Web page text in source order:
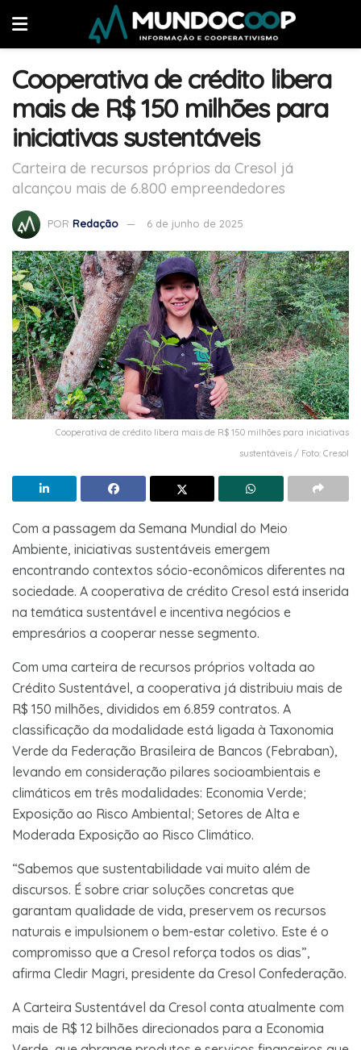
Cooperativa de crédito libera
mais de R$ 150 milhões para
iniciativas sustentáveis
Carteira de recursos próprios da Cresol já
alcançou mais de 6.800 empreendedores
POR Redação 6 de junho de 2025
Cooperativa de crédito libera mais de R$ 150 milhões para iniciativas
sustentáveis / Foto: Cresol
Com a passagem da Semana Mundial do Meio
Ambiente, iniciativas sustentáveis emergem
encontrando contextos sócio-econômicos diferentes na
sociedade. A cooperativa de crédito Cresol está inserida
na temática sustentável e incentiva negócios e
empresários a cooperar nesse segmento.
Com uma carteira de recursos próprios voltada ao
Crédito Sustentável, a cooperativa já distribuiu mais de
R$ 150 milhões, divididos em 6.859 contratos. A
classificação da modalidade está ligada à Taxonomia
Verde da Federação Brasileira de Bancos (Febraban),
levando em consideração pilares socioambientais e
climáticos em três modalidades: Economia Verde;
Exposição ao Risco Ambiental; Setores de Alta e
Moderada Exposição ao Risco Climático.
“Sabemos que sustentabilidade vai muito além de
discursos. É sobre criar soluções concretas que
garantam qualidade de vida, preservem os recursos
naturais e impulsionem o bem-estar coletivo. Este é o
compromisso que a Cresol reforça todos os dias”,
afirma Cledir Magri, presidente da Cresol Confederação.
A Carteira Sustentável da Cresol conta atualmente com
mais de R$ 12 bilhões direcionados para a Economia